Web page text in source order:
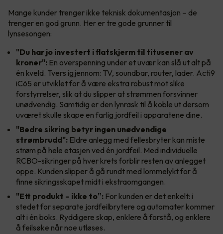
Mange kunder trenger ikke teknisk dokumentasjon – de
trenger en god grunn. Her er tre gode grunner til
lynsesongen:
"Du har jo investert i flatskjerm til titusener av
kroner": En overspenning under et uvær kan slå ut alt på
én kveld. Tvers igjennom: TV, soundbar, router, lader. Acti9
iC65 er utviklet for å være ekstra robust mot slike
forstyrrelser, slik at du slipper at strømmen forsvinner
unødvendig. Samtidig er den lynrask til å koble ut dersom
uværet skulle skape en farlig jordfeil i apparatene dine.
"Bedre sikring betyr ingen unødvendige
strømbrudd": Eldre anlegg med fellesbryter kan miste
strøm på hele etasjen ved én jordfeil. Med individuelle
RCBO-sikringer på hver krets forblir resten av anlegget
oppe. Kunden slipper å gå rundt med lommelykt for å
finne sikringsskapet midt i ekstraomgangen.
"Ett produkt – ikke to‟: For kunden er det enkelt: i
stedet for separate jordfeilbrytere og automater kommer
alt i én boks. Ryddigere skap, enklere å forstå, og enklere
å feilsøke når noe utløses.